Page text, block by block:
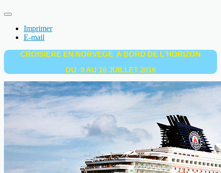
Imprimer
E-mail
CROISIERE EN NORVEGE A BORD DE L'HORIZON
DU 9 AU 16 JUILLET 2016